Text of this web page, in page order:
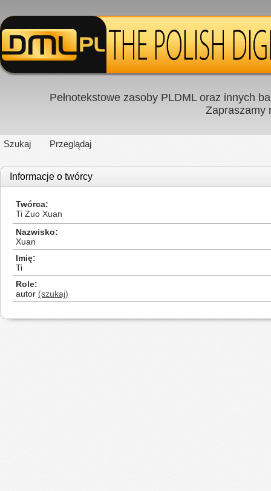
Pełnotekstowe zasoby PLDML oraz innych
Zapraszamy
Szukaj Przeglądaj
Informacje o twórcy
Twórca
Ti Zuo Xuan
Nazwisko
Xuan
Imię
Ti
Role
autor (szukaj)